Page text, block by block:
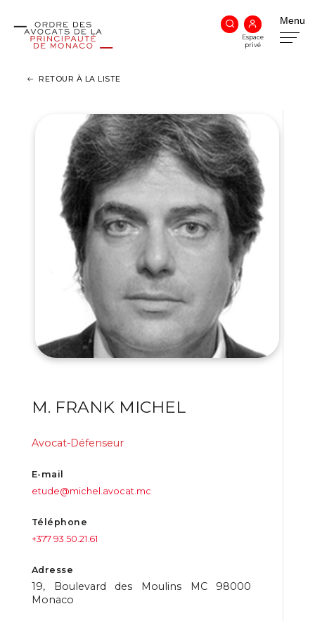
Menu
Espace
privé
RETOUR À LA LISTE
M. FRANK MICHEL
Avocat-Défenseur
E-mail
etude@michel.avocat.mc
Téléphone
+377 93.50.21.61
Adresse
19, Boulevard des Moulins MC 98000
Monaco